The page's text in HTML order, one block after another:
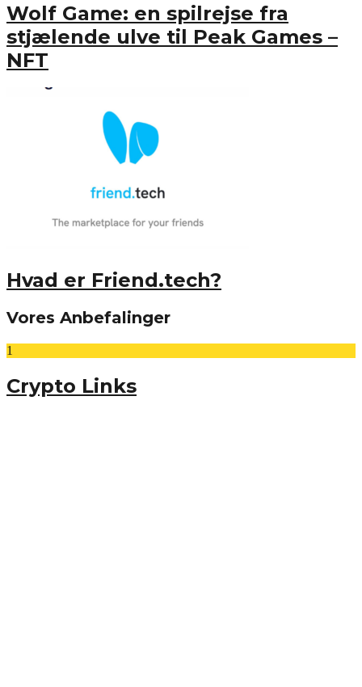
Wolf Game: en spilrejse fra
stjælende ulve til Peak Games –
NFT
Hvad er Friend.tech?
Vores Anbefalinger
1
Crypto Links